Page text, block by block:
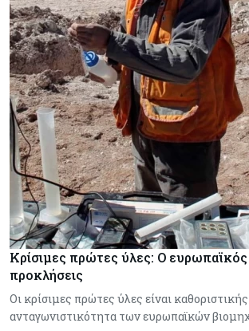
Κρίσιμες πρώτες ύλες: Ο ευρωπαϊκός
προκλήσεις
Οι κρίσιμες πρώτες ύλες είναι
ανταγωνιστικότητα των ευρωπαϊκών